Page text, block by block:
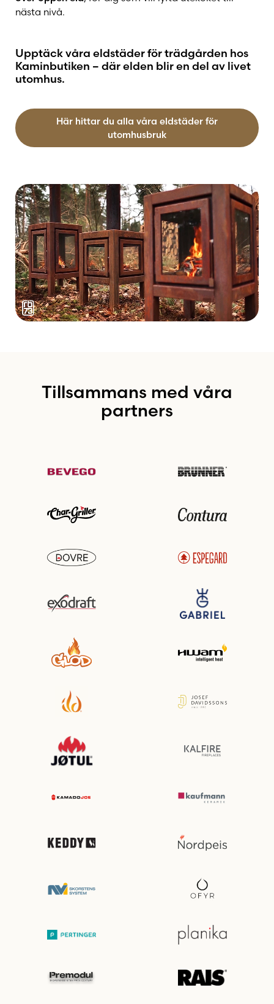
nästa nivå.
Upptäck våra eldstäder för trädgården hos
Kaminbutiken – där elden blir en del av livet
utomhus.
Här hittar du alla våra eldstäder för
utomhusbruk
Tillsammans med våra
partners